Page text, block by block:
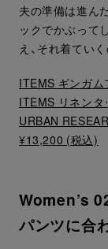
夫の準備は進ん
ックでかぶって
え、それ着ていく
ITEMS ギンガ
ITEMS リネン
URBAN
¥13,200 (税込)
Women’s
パンツに合